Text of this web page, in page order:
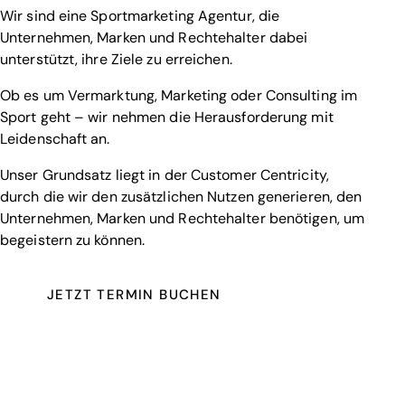
Wir sind eine Sportmarketing Agentur, die
Unternehmen, Marken und Rechtehalter dabei
unterstützt, ihre Ziele zu erreichen.
Ob es um Vermarktung, Marketing oder Consulting im
Sport geht – wir nehmen die Herausforderung mit
Leidenschaft an.
Unser Grundsatz liegt in der Customer Centricity,
durch die wir den zusätzlichen Nutzen generieren, den
Unternehmen, Marken und Rechtehalter benötigen, um
begeistern zu können.
JETZT TERMIN BUCHEN